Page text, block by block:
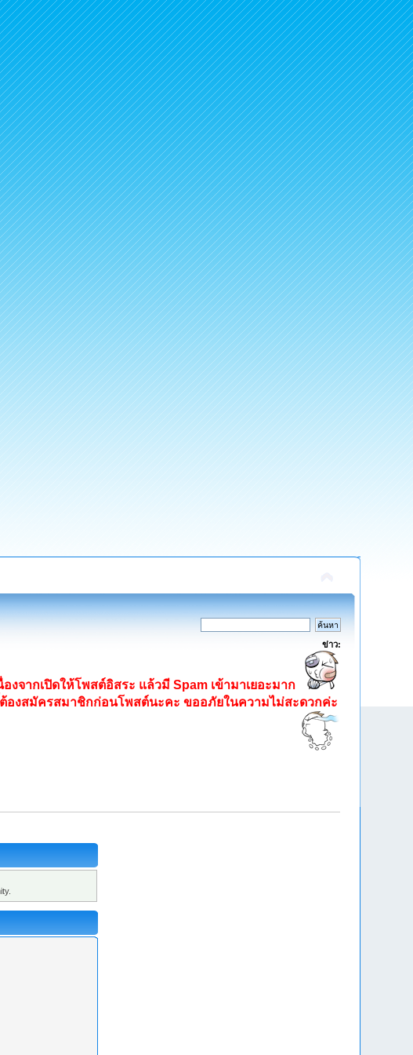
ข่าว:
องจากเปิดให้โพสต์อิสระ แล้วมี Spam เข้ามาเยอะมาก
องสมัครสมาชิกก่อนโพสต์นะคะ ขออภัยในความไม่สะดวกค่ะ